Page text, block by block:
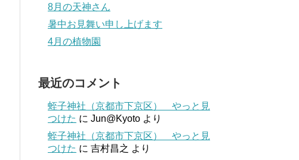
8月の天神さん
暑中お見舞い申し上げます
4月の植物園
最近のコメント
蛭子神社（京都市下京区） やっと見
つけた に Jun@Kyoto より
蛭子神社（京都市下京区） やっと見
つけた に 吉村昌之 より